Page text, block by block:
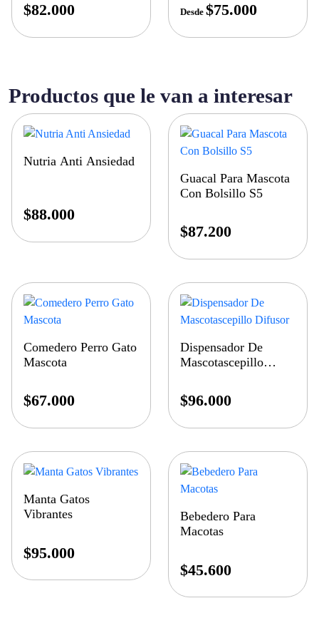
$82.000 Desde$75.000
Productos que le van a interesar
Nutria Anti Ansiedad
$88.000
Guacal Para Mascota
Con Bolsillo S5
$87.200
Comedero Perro Gato
Mascota
$67.000
Dispensador De
Mascotascepillo
$96.000
Manta Gatos
Vibrantes
$95.000
Bebedero Para
Macotas
$45.600